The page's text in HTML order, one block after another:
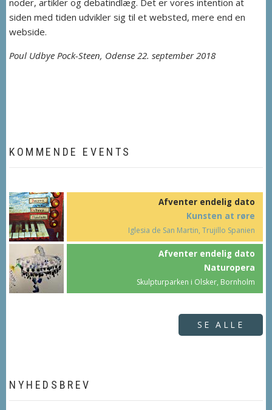
siden med tiden udvikler sig til et websted, mere end en
webside.
Poul Udbye Pock-Steen, Odense 22. september 2018
KOMMENDE EVENTS
Afventer endelig dato
Kunsten at røre
Iglesia de San Martin, Trujillo Spanien
Afventer endelig dato
Naturopera
Skulpturparken i Olsker, Bornholm
SE ALLE
NYHEDSBREV